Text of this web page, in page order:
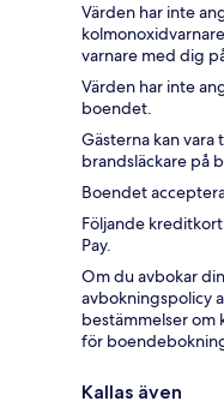
Värden har inte
varnare med dig
Värden har inte
boendet.
Gästerna kan
brandsläckare på
Boendet
Följande
Pay.
Om du avbokar
avbokningspolicy
bestämmelser
för
Kallas även